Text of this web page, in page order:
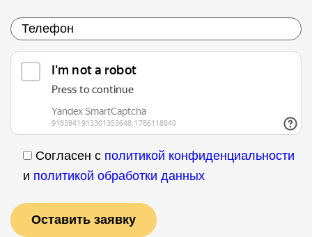
Согласен с политикой конфиденциальности
и политикой обработки данных